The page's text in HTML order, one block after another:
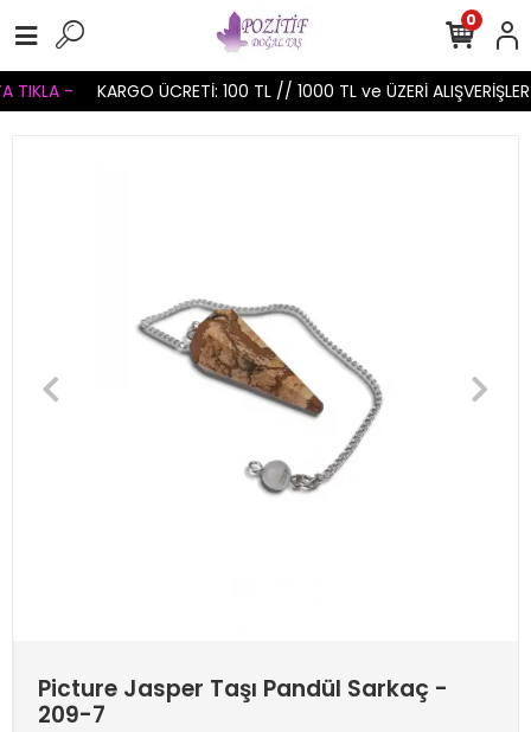
TIKLA - KARGO ÜCRETİ: 100 TL // 1000 TL ve ÜZERİ
0
Picture Jasper Taşı Pandül Sarkaç -
209-7